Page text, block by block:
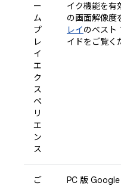
ー
ム
プ
レ
イ
エ
ク
ス
ペ
リ
エ
ン
ス
イク機能を有
の画面解像度
レイのベスト
イドをご覧く
ご
PC 版